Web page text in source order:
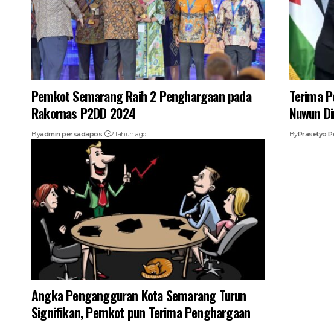
Pemkot Semarang Raih 2 Penghargaan pada
Rakornas P2DD 2024
Byadmin persadapos 2 tahun ago
Terima
Nuwun
ByPrasetyo
Angka Pengangguran Kota Semarang Turun
Signifikan, Pemkot pun Terima Penghargaan